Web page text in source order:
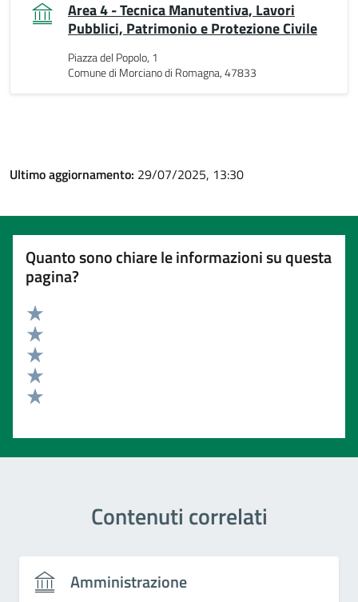
Area 4 - Tecnica Manutentiva, Lavori
Pubblici, Patrimonio e Protezione Civile
Piazza del Popolo, 1
Comune di Morciano di Romagna, 47833
Ultimo aggiornamento: 29/07/2025, 13:30
Quanto sono chiare le informazioni su questa
pagina?
Valuta 5 stelle su 5
Valuta 4 stelle su 5
Valuta 3 stelle su 5
Valuta 2 stelle su 5
Contenuti correlati
Amministrazione